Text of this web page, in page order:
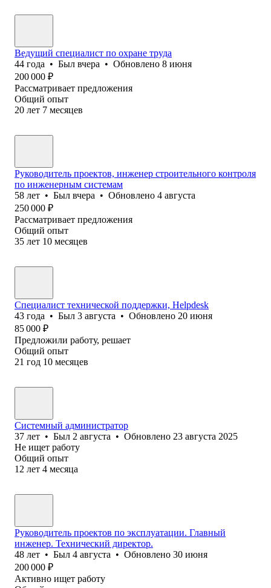
Ведущий специалист по охране труда
44 года • Был вчера • Обновлено 8 июня
200 000 ₽
Рассматривает предложения
Общий опыт
20 лет 7 месяцев
Руководитель проектов, инженер строительного контроля
по инженерным системам
58 лет • Был вчера • Обновлено 4 августа
250 000 ₽
Рассматривает предложения
Общий опыт
35 лет 10 месяцев
Специалист технической поддержки, Helpdesk
43 года • Был 3 августа • Обновлено 20 июня
85 000 ₽
Предложили работу, решает
Общий опыт
21 год 10 месяцев
Системный администратор
37 лет • Был 2 августа • Обновлено 23 августа 2025
Не ищет работу
Общий опыт
12 лет 4 месяца
Руководитель проектов по эксплуатации. Главный
инженер. Технический директор.
48 лет • Был 4 августа • Обновлено 30 июня
200 000 ₽
Активно ищет работу